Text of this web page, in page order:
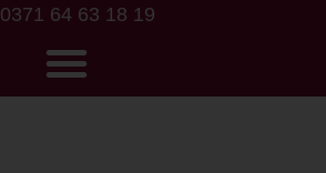
0371 64 63 18 19